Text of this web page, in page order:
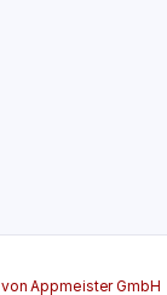
vonAppmeister GmbH